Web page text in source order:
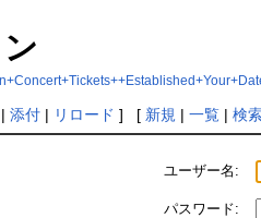
添付| リロード ] [ 新規 | 一覧| 検
ユーザー名:
パスワード: